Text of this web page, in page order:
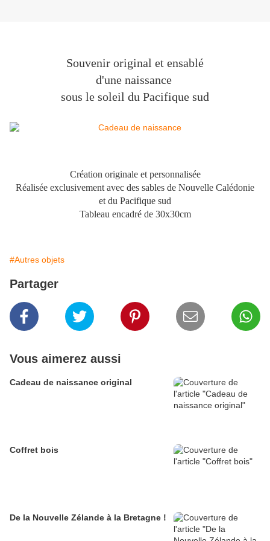
Souvenir original et ensablé
d'une naissance
sous le soleil du Pacifique sud
Création originale et personnalisée
Réalisée exclusivement avec des sables de Nouvelle Calédonie
et du Pacifique sud
Tableau encadré de 30x30cm
#Autres objets
Partager
Vous aimerez aussi
Cadeau de naissance original
Coffret bois
De la Nouvelle Zélande à la Bretagne !